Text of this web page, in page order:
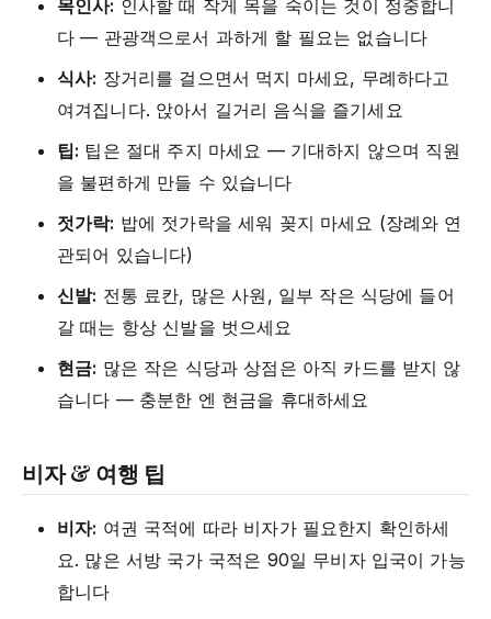
목인사: 인사할 때 작게 목을 숙이는 것이 정중합니
다 — 관광객으로서 과하게 할 필요는 없습니다
식사: 장거리를 걸으면서 먹지 마세요, 무례하다고
여겨집니다. 앉아서 길거리 음식을 즐기세요
팁: 팁은 절대 주지 마세요 — 기대하지 않으며 직원
을 불편하게 만들 수 있습니다
젓가락: 밥에 젓가락을 세워 꽂지 마세요 (장례와 연
관되어 있습니다)
신발: 전통 료칸, 많은 사원, 일부 작은 식당에 들어
갈 때는 항상 신발을 벗으세요
현금: 많은 작은 식당과 상점은 아직 카드를 받지 않
습니다 — 충분한 엔 현금을 휴대하세요
비자 & 여행 팁
비자: 여권 국적에 따라 비자가 필요한지 확인하세
요. 많은 서방 국가 국적은 90일 무비자 입국이 가능
합니다